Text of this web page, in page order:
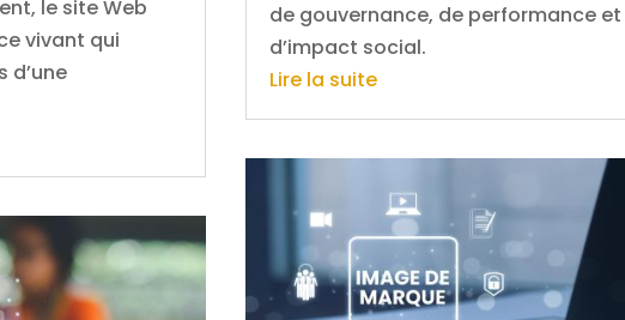
le site Web
vivant qui
d’une
de gouvernance, de performance et
d’impact social.
Lire la suite